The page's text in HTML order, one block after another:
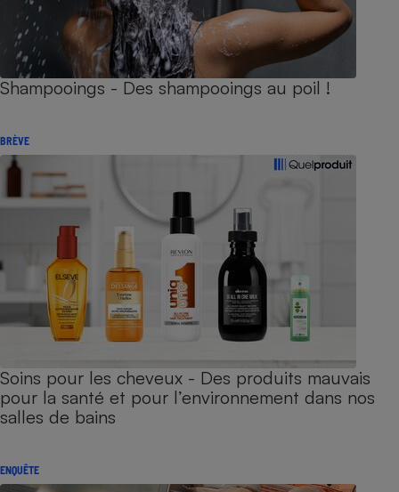
Shampooings - Des shampooings au poil !
BRÈVE
Soins pour les cheveux - Des produits mauvais
pour la santé et pour l’environnement dans nos
salles de bains
ENQUÊTE